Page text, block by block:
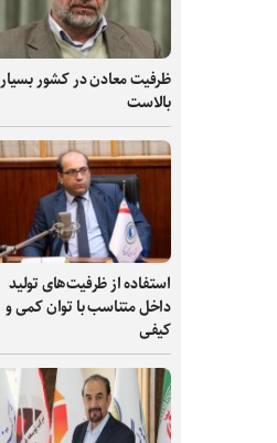
ظرفیت‌ معادن در کشور بسیار
بالاست
استفاده از ظرفیت‌های تولید
داخل متناسب با توان کمی و
کیفی